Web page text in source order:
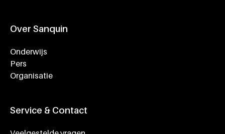
Over Sanquin
Onderwijs
Pers
Organisatie
Service & Contact